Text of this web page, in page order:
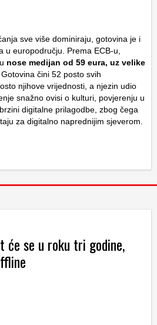
sve više dominiraju, gotovina je i
u europodručju. Prema ECB-u,
nose medijan od 59 eura, uz velike
. Gotovina čini 52 posto svih
njihove vrijednosti, a njezin udio
snažno ovisi o kulturi, povjerenju u
digitalne prilagodbe, zbog čega
za digitalno naprednijim sjeverom.
će se u roku tri godine,